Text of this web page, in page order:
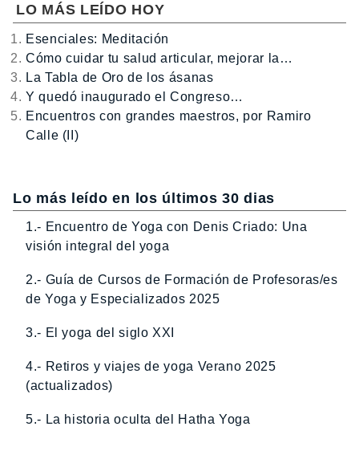
LO MÁS LEÍDO HOY
Esenciales: Meditación
Cómo cuidar tu salud articular, mejorar la…
La Tabla de Oro de los ásanas
Y quedó inaugurado el Congreso…
Encuentros con grandes maestros, por Ramiro
Calle (II)
Lo más leído en los últimos 30 dias
1.- Encuentro de Yoga con Denis Criado: Una
visión integral del yoga
2.- Guía de Cursos de Formación de Profesoras/es
de Yoga y Especializados 2025
3.- El yoga del siglo XXI
4.- Retiros y viajes de yoga Verano 2025
(actualizados)
5.- La historia oculta del Hatha Yoga